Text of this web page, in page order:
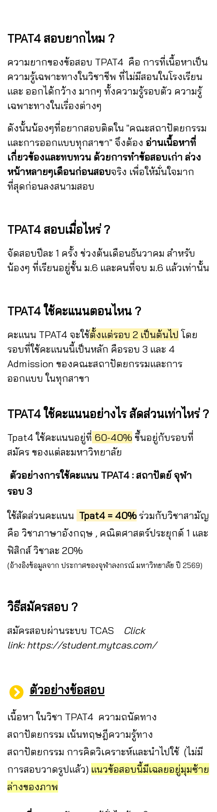
TPAT4 สอบยากไหม ?
ความยากของข้อสอบ TPAT4 คือ การที่เนื้อหาเป็น
ความรู้เฉพาะทางในวิชาชีพ ที่ไม่มีสอนในโรงเรียน
และ ออกได้กว้าง มากๆ ทั้งความรู้รอบตัว ความรู้
เฉพาะทางในเรื่องต่างๆ
ดังนั้นน้องๆที่อยากสอบติดใน "คณะสถาปัตยกรรม
และการออกแบบทุกสาขา" จึงต้อง อ่านเนื้อหาที่
เกี่ยวข้องและทบทวน ด้วยการทำข้อสอบเก่า ล่วง
หน้าหลายๆเดือนก่อนสอบจริง เพื่อให้มั่นใจมาก
ที่สุดก่อนลงสนามสอบ
TPAT4 สอบเมื่อไหร่ ?
จัดสอบปีละ 1 ครั้ง ช่วงต้นเดือนธันวาคม สำหรับ
น้องๆ ที่เรียนอยู่ชั้น ม.6 และคนที่จบ ม.6 แล้วเท่านั้น
TPAT4 ใช้คะแนนตอนไหน ?
คะแนน TPAT4 จะใช้ตั้งแต่รอบ 2 เป็นต้นไป โดย
รอบที่ใช้คะแนนนี้เป็นหลัก คือรอบ 3 และ 4
Admission ของคณะสถาปัตยกรรมและการ
ออกแบบ ในทุกสาขา
TPAT4 ใช้คะแนนอย่างไร สัดส่วนเท่าไหร่ ?
Tpat4 ใช้คะแนนอยู่ที่ 60-40% ขึ้นอยู่กับรอบที่
สมัคร ของแต่ละมหาวิทยาลัย
ตัวอย่างการใช้คะแนน TPAT4 : สถาปัตย์ จุฬา
รอบ 3
ใช้สัดส่วนคะแนน Tpat4 = 40% ร่วมกับวิชาสามัญ
คือ วิชาภาษาอังกฤษ , คณิตศาสตร์ประยุกต์ 1 และ
ฟิสิกส์ วิชาละ 20%
(อ้างอิงข้อมูลจาก ประกาศของจุฬาลงกรณ์ มหาวิทยาลัย ปี 2569)
วิธีสมัครสอบ ?
สมัครสอบผ่านระบบ TCAS Click
link:https://student.mytcas.com/
ตัวอย่างข้อสอบ
เนื้อหา ในวิชา TPAT4 ความถนัดทาง
สถาปัตยกรรม เน้นทฤษฎีความรู้ทาง
สถาปัตยกรรม การคิดวิเคราะห์และนำไปใช้ (ไม่มี
การสอบวาดรูปแล้ว) แนวข้อสอบนี้มีเฉลยอยู่มุมซ้าย
ล่างของภาพ